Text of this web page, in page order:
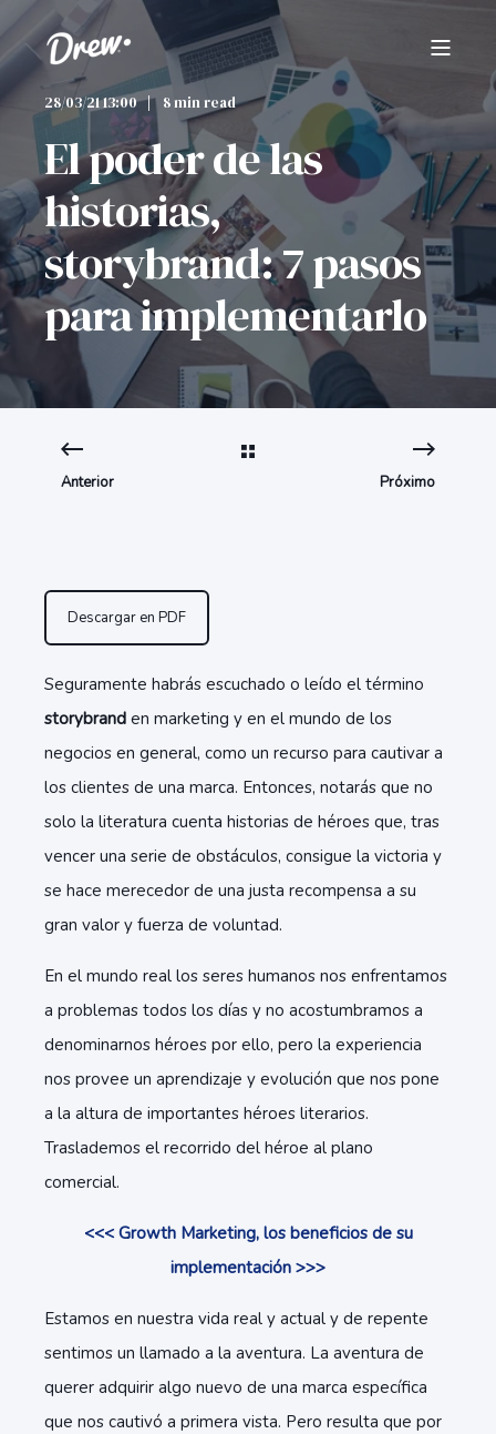
28/03/21 13:00 8 min read
El poder de las
historias,
storybrand: 7 pasos
para implementarlo
Anterior Próximo
Descargar en PDF
Seguramente habrás escuchado o leído el término
storybrand en marketing y en el mundo de los
negocios en general, como un recurso para cautivar a
los clientes de una marca. Entonces, notarás que no
solo la literatura cuenta historias de héroes que, tras
vencer una serie de obstáculos, consigue la victoria y
se hace merecedor de una justa recompensa a su
gran valor y fuerza de voluntad.
En el mundo real los seres humanos nos enfrentamos
a problemas todos los días y no acostumbramos a
denominarnos héroes por ello, pero la experiencia
nos provee un aprendizaje y evolución que nos pone
a la altura de importantes héroes literarios.
Traslademos el recorrido del héroe al plano
comercial.
<<< Growth Marketing, los beneficios de su
implementación >>>
Estamos en nuestra vida real y actual y de repente
sentimos un llamado a la aventura. La aventura de
querer adquirir algo nuevo de una marca específica
que nos cautivó a primera vista. Pero resulta que por